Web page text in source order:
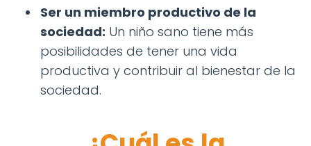
Ser un miembro productivo de la
sociedad: Un niño sano tiene más
posibilidades de tener una vida
productiva y contribuir al bienestar de la
sociedad.